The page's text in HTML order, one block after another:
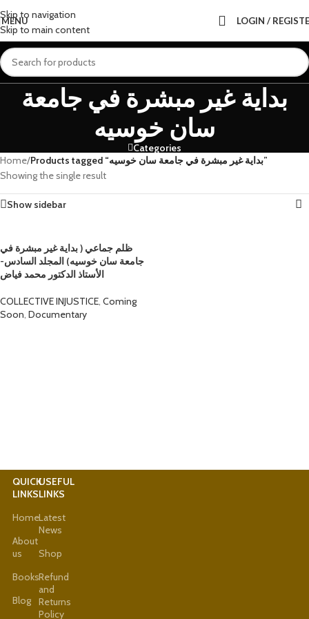
Skip to navigation
Skip to main content
MENU LOGIN /
بداية غير مبشرة في جامعة
سان خوسيه
Categories
Home/
Products tagged “بداية غير مبشرة في جامعة سان خوسيه”
Showing the single result
Show sidebar
ظلم جماعي ( بداية غير مبشرة في
جامعة سان خوسيه) المجلد السادس-
الأستاذ الدكتور محمد فياض
COLLECTIVE INJUSTICE, Coming
Soon, Documentary
QUICK
LINKS
Home
About
us
Books
Blog
USEFUL
LINKS
Latest
News
Shop
Refund
and
Returns
Policy